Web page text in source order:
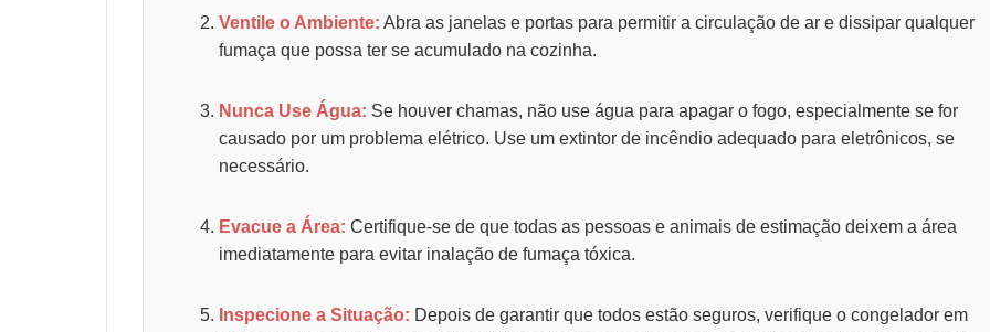
Ventile o Ambiente: Abra as janelas e portas para permitir a circulação de ar e dissipar qualquer
fumaça que possa ter se acumulado na cozinha.
Nunca Use Água: Se houver chamas, não use água para apagar o fogo, especialmente se for
causado por um problema elétrico. Use um extintor de incêndio adequado para eletrônicos, se
necessário.
Evacue a Área: Certifique-se de que todas as pessoas e animais de estimação deixem a área
imediatamente para evitar inalação de fumaça tóxica.
Inspecione a Situação: Depois de garantir que todos estão seguros, verifique o congelador em